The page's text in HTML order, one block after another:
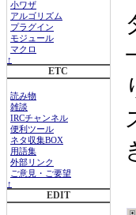
小ワザ
アルゴリズム
プラグイン
モジュール
マクロ
↑
ETC
読み物
雑談
IRCチャンネル
便利ツール
ネタ収集BOX
用語集
外部リンク
ご意見・ご要望
↑
EDIT